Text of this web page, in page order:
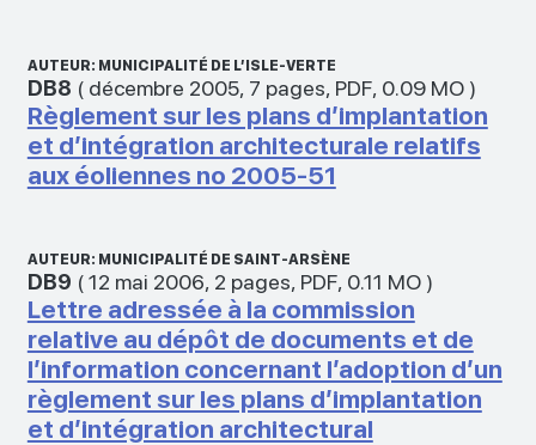
AUTEUR: MUNICIPALITÉ DE L’ISLE-VERTE
DB8 ( décembre 2005, 7 pages, PDF, 0.09 MO)
Règlement sur les plans d’implantation
et d’intégration architecturale relatifs
aux éoliennes no 2005-51
AUTEUR: MUNICIPALITÉ DE SAINT-ARSÈNE
DB9 (12 mai 2006, 2 pages, PDF, 0.11 MO)
Lettre adressée à la commission
relative au dépôt de documents et de
l’information concernant l’adoption d’un
règlement sur les plans d’implantation
et d’intégration architectural